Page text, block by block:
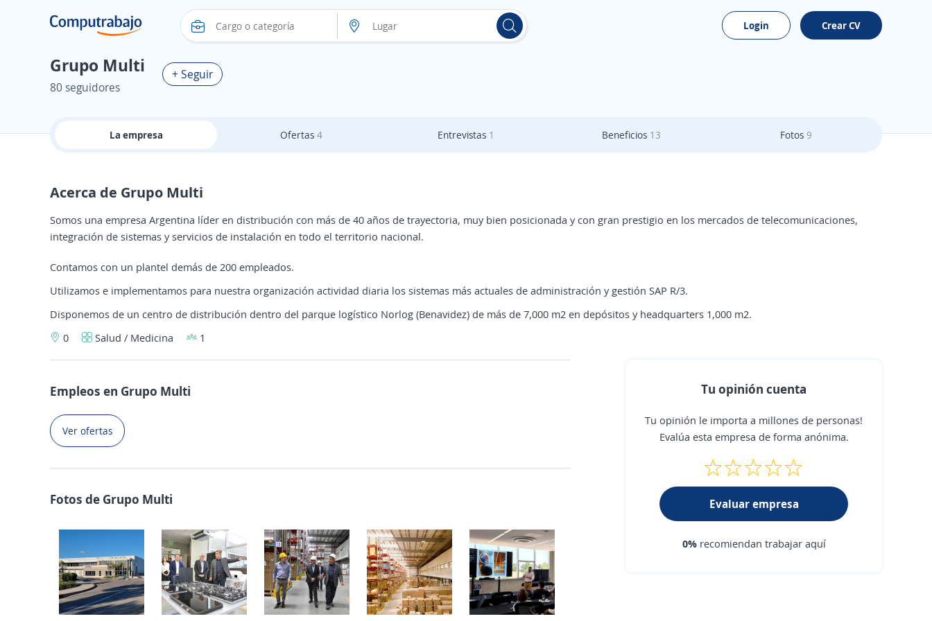
Login Crear CV
Grupo Multi
80 seguidores
+ Seguir
La empresa Ofertas 4 Entrevistas 1 Beneficios 13 Fotos 9
Acerca de Grupo Multi
Somos una empresa Argentina líder en distribución con más de 40 años de trayectoria, muy bien posicionada y con gran prestigio en los mercados de telecomunicaciones,
integración de sistemas y servicios de instalación en todo el territorio nacional.
Contamos con un plantel demás de 200 empleados.
Utilizamos e implementamos para nuestra organización actividad diaria los sistemas más actuales de administración y gestión SAP R/3.
Disponemos de un centro de distribución dentro del parque logístico Norlog (Benavidez) de más de 7,000 m2 en depósitos y headquarters 1,000 m2.
0
Salud / Medicina 1
Empleos en Grupo Multi
Ver ofertas
Fotos de Grupo Multi
Tu opinión cuenta
Tu opinión le importa a millones de personas!
Evalúa esta empresa de forma anónima.
Evaluar empresa
0%recomiendan trabajar aquí